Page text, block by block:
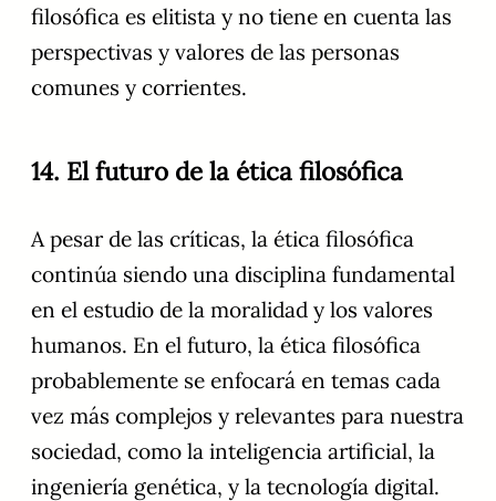
filosófica es elitista y no tiene en cuenta las
perspectivas y valores de las personas
comunes y corrientes.
14. El futuro de la ética filosófica
A pesar de las críticas, la ética filosófica
continúa siendo una disciplina fundamental
en el estudio de la moralidad y los valores
humanos. En el futuro, la ética filosófica
probablemente se enfocará en temas cada
vez más complejos y relevantes para nuestra
sociedad, como la inteligencia artificial, la
ingeniería genética, y la tecnología digital.